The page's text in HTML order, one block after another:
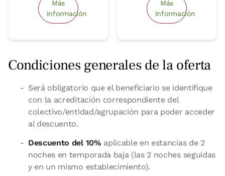
Más
información
Más
información
Condiciones generales de la oferta
Será obligatorio que el beneficiario se identifique
con la acreditación correspondiente del
colectivo/entidad/agrupación para poder acceder
al descuento.
Descuento del 10% aplicable en estancias de 2
noches en temporada baja (las 2 noches seguidas
y en un mismo establecimiento).